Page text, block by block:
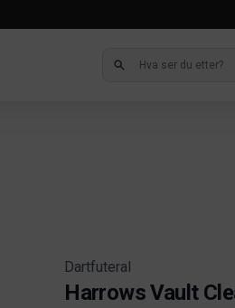
Dartfuteral
Harrows Vault